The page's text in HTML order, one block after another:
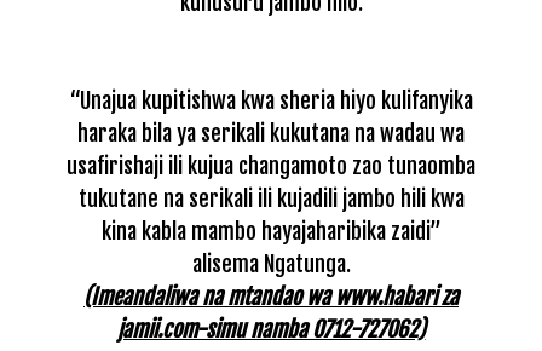
“Unajua kupitishwa kwa sheria hiyo kulifanyika
haraka bila ya serikali kukutana na wadau wa
usafirishaji ili kujua changamoto zao tunaomba
tukutane na serikali ili kujadili jambo hili kwa
kina kabla mambo hayajaharibika zaidi”
alisema Ngatunga.
(Imeandaliwa na mtandao wa www.habari za
jamii.com-simu namba 0712-727062)